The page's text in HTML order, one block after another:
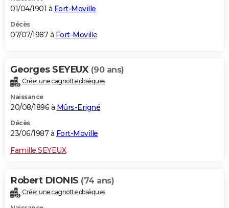
01/04/1901 à Fort-Moville
Décès
07/07/1987 à Fort-Moville
Georges SEYEUX (90 ans)
Créer une cagnotte obsèques
Naissance
20/08/1896 à Mûrs-Erigné
Décès
23/06/1987 à Fort-Moville
Famille SEYEUX
Robert DIONIS (74 ans)
Créer une cagnotte obsèques